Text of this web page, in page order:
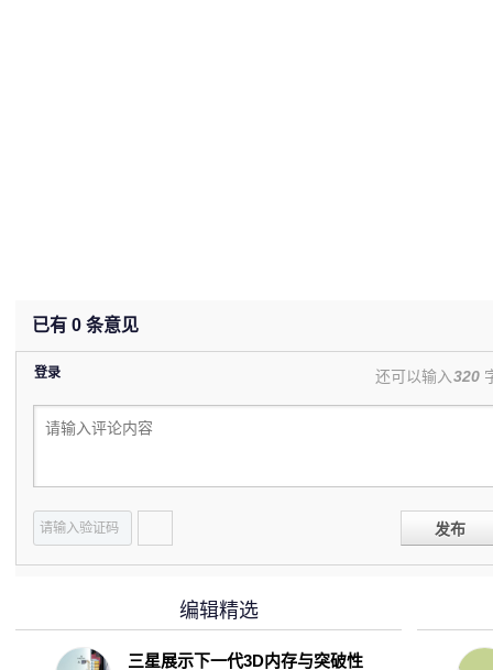
已有 0 条意见
登录 还可以输入320
发布
编辑精选
三星展示下一代3D内存与突破性